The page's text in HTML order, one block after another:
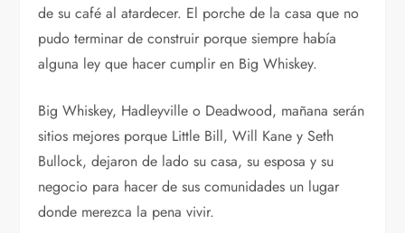
de su café al atardecer. El porche de la casa que no
pudo terminar de construir porque siempre había
alguna ley que hacer cumplir en Big Whiskey.
Big Whiskey, Hadleyville o Deadwood, mañana serán
sitios mejores porque Little Bill, Will Kane y Seth
Bullock, dejaron de lado su casa, su esposa y su
negocio para hacer de sus comunidades un lugar
donde merezca la pena vivir.